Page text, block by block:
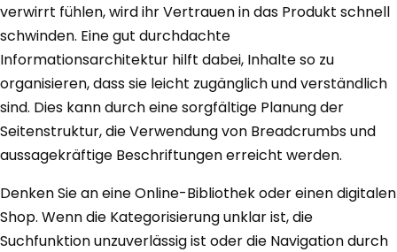
verwirrt fühlen, wird ihr Vertrauen in das Produkt schnell
schwinden. Eine gut durchdachte
Informationsarchitektur hilft dabei, Inhalte so zu
organisieren, dass sie leicht zugänglich und verständlich
sind. Dies kann durch eine sorgfältige Planung der
Seitenstruktur, die Verwendung von Breadcrumbs und
aussagekräftige Beschriftungen erreicht werden.
Denken Sie an eine Online-Bibliothek oder einen digitalen
Shop. Wenn die Kategorisierung unklar ist, die
Suchfunktion unzuverlässig ist oder die Navigation durch